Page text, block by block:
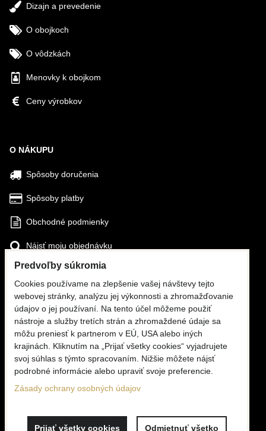
Dizajn a prevedenie
O obojkoch
O vôdzkách
Menovky k obojkom
Ceny výrobkov
O NÁKUPU
Spôsoby doručenia
Spôsoby platby
Obchodné podmienky
Nájsť moju objednávku
SLEDUJTE NÁS
Facebook
Instagram
KONTAKTY
☎+420 776 806 676 (PO - PI, 6 - 16:00)
Predvoľby súkromia
Cookies používame na zlepšenie vašej návštevy tejto
webovej stránky, analýzu jej výkonnosti a zhromažďovanie
údajov o jej používaní. Na tento účel môžeme použiť
nástroje a služby tretích strán a zhromaždené údaje sa
môžu preniesť k partnerom v EÚ, USA alebo iných
krajinách. Kliknutím na „Prijať všetky cookies“ vyjadrujete
svoj súhlas s týmto spracovaním. Nižšie môžete nájsť
podrobné informácie alebo upraviť svoje preferencie.
Zásady ochrany osobných údajov
Prijať všetky cookies Odmietnuť všetko